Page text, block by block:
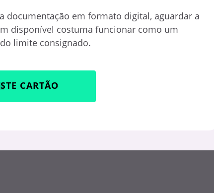
documentação em formato digital, aguardar a
disponível costuma funcionar como um
limite consignado.
CARTÃO